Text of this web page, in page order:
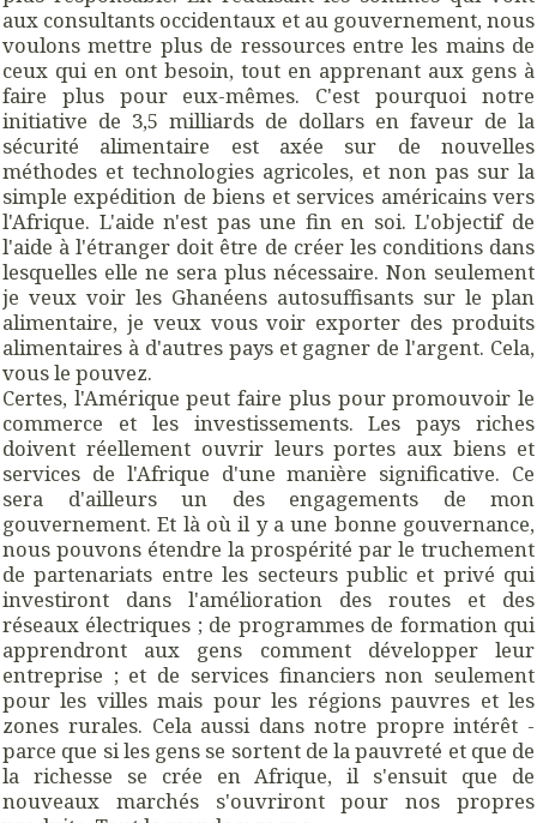
aux consultants occidentaux et au gouvernement, nous
voulons mettre plus de ressources entre les mains de
ceux qui en ont besoin, tout en apprenant aux gens à
faire plus pour eux-mêmes. C'est pourquoi notre
initiative de 3,5 milliards de dollars en faveur de la
sécurité alimentaire est axée sur de nouvelles
méthodes et technologies agricoles, et non pas sur la
simple expédition de biens et services américains vers
l'Afrique. L'aide n'est pas une fin en soi. L'objectif de
l'aide à l'étranger doit être de créer les conditions dans
lesquelles elle ne sera plus nécessaire. Non seulement
je veux voir les Ghanéens autosuffisants sur le plan
alimentaire, je veux vous voir exporter des produits
alimentaires à d'autres pays et gagner de l'argent. Cela,
vous le pouvez.
Certes, l'Amérique peut faire plus pour promouvoir le
commerce et les investissements. Les pays riches
doivent réellement ouvrir leurs portes aux biens et
services de l'Afrique d'une manière significative. Ce
sera d'ailleurs un des engagements de mon
gouvernement. Et là où il y a une bonne gouvernance,
nous pouvons étendre la prospérité par le truchement
de partenariats entre les secteurs public et privé qui
investiront dans l'amélioration des routes et des
réseaux électriques ; de programmes de formation qui
apprendront aux gens comment développer leur
entreprise ; et de services financiers non seulement
pour les villes mais pour les régions pauvres et les
zones rurales. Cela aussi dans notre propre intérêt -
parce que si les gens se sortent de la pauvreté et que de
la richesse se crée en Afrique, il s'ensuit que de
nouveaux marchés s'ouvriront pour nos propres